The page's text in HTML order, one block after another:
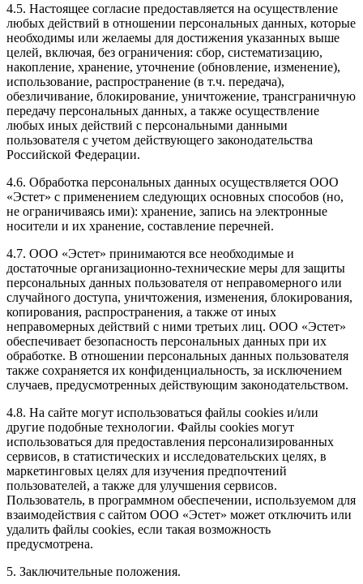
4.5. Настоящее согласие предоставляется на осуществление
любых действий в отношении персональных данных, которые
необходимы или желаемы для достижения указанных выше
целей, включая, без ограничения: сбор, систематизацию,
накопление, хранение, уточнение (обновление, изменение),
использование, распространение (в т.ч. передача),
обезличивание, блокирование, уничтожение, трансграничную
передачу персональных данных, а также осуществление
любых иных действий с персональными данными
пользователя с учетом действующего законодательства
Российской Федерации.
4.6. Обработка персональных данных осуществляется ООО
«Эстет» с применением следующих основных способов (но,
не ограничиваясь ими): хранение, запись на электронные
носители и их хранение, составление перечней.
4.7. ООО «Эстет» принимаются все необходимые и
достаточные организационно-технические меры для защиты
персональных данных пользователя от неправомерного или
случайного доступа, уничтожения, изменения, блокирования,
копирования, распространения, а также от иных
неправомерных действий с ними третьих лиц. ООО «Эстет»
обеспечивает безопасность персональных данных при их
обработке. В отношении персональных данных пользователя
также сохраняется их конфиденциальность, за исключением
случаев, предусмотренных действующим законодательством.
4.8. На сайте могут использоваться файлы cookies и/или
другие подобные технологии. Файлы cookies могут
использоваться для предоставления персонализированных
сервисов, в статистических и исследовательских целях, в
маркетинговых целях для изучения предпочтений
пользователей, а также для улучшения сервисов.
Пользователь, в программном обеспечении, используемом для
взаимодействия с сайтом ООО «Эстет» может отключить или
удалить файлы cookies, если такая возможность
предусмотрена.
5. Заключительные положения.